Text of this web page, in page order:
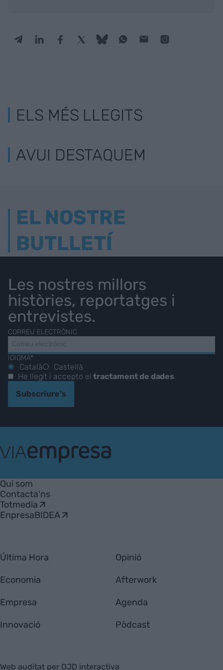
ELS MÉS LLEGITS
AVUI DESTAQUEM
EL NOSTRE
BUTLLETÍ
Les nostres millors
històries, reportatges i
entrevistes.
CORREU ELECTRÒNIC
IDIOMA*
Català
Castellà
He llegit i accepto eltractament de dades.
Subscriure's
Empresa
Qui som
Contacta'ns
Totmedia
EnpresaBIDEA
Última Hora
Economia
Empresa
Innovació
Opinió
Afterwork
Agenda
Pòdcast
Web auditat per OJD interactiva